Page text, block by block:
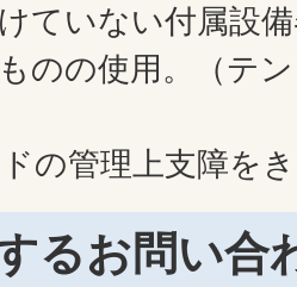
ていない付属設
のの使用。（テ
の管理上支障を
るお問い合